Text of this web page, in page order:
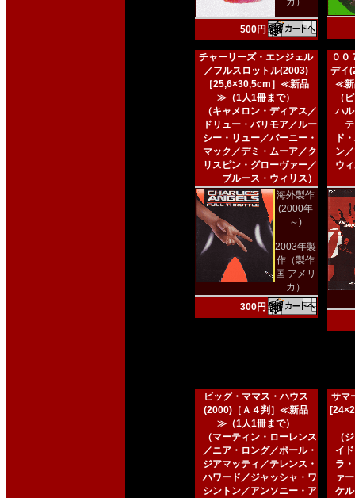
500円
チャーリーズ・エンジェル
／フルスロットル(2003)
［25,6×30,5cm］≪新品
≫（1人1冊まで）
（キャメロン・ディアス／
ドリュー・バリモア／ルー
シー・リュー／バーニー・
マック／デミ・ムーア／ク
リスピン・グローヴァー／
ブルース・ウィリス）
海外製作
(2000年
～)
2003年製
作（製作
国 アメリ
カ）
300円
００
デイ
≪新
（
ハ
ド
ン
ウ
ビッグ・ママス・ハウス
(2000)［Ａ４判］≪新品
≫（1人1冊まで）
（マーティン・ローレンス
／ニア・ロング／ポール・
ジアマッティ／テレンス・
ハワード／ジャッシャ・ワ
シントン／アンソニー・ア
サマ
（
イ
ラ
ァ
ケ